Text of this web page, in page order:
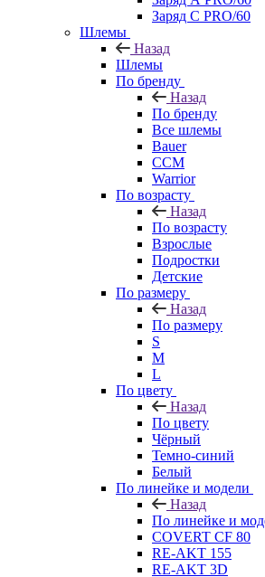
Заряд С PRO/60
Шлемы
Назад
Шлемы
По бренду
Назад
По бренду
Все шлемы
Bauer
CCM
Warrior
По возрасту
Назад
По возрасту
Взрослые
Подростки
Детские
По размеру
Назад
По размеру
S
M
L
По цвету
Назад
По цвету
Чёрный
Темно-синий
Белый
По линейке и модели
Назад
По линейке и
COVERT CF 80
RE-AKT 155
RE-AKT 3D